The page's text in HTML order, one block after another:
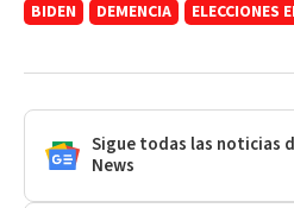
BIDEN DEMENCIA ELECCIONES
Sigue todas las noticias
News